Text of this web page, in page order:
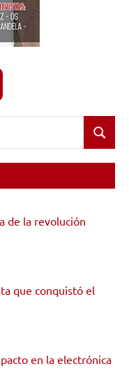
Buscar
de la revolución
que conquistó el
en la electrónica